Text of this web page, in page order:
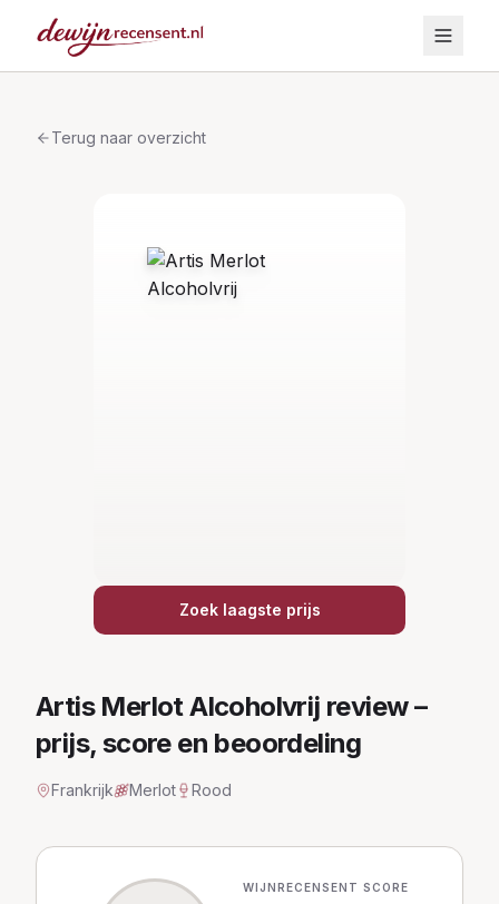
Terug naar overzicht
Zoek laagste prijs
Artis Merlot Alcoholvrij review –
prijs, score en beoordeling
Frankrijk Merlot Rood
WIJNRECENSENT SCORE